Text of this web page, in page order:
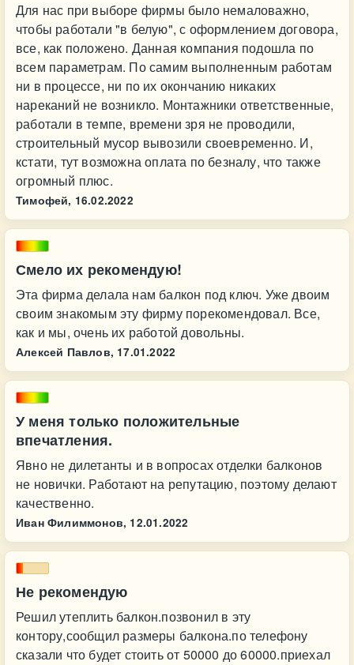
Для нас при выборе фирмы было немаловажно,
чтобы работали "в белую", с оформлением договора,
все, как положено. Данная компания подошла по
всем параметрам. По самим выполненным работам
ни в процессе, ни по их окончанию никаких
нареканий не возникло. Монтажники ответственные,
работали в темпе, времени зря не проводили,
строительный мусор вывозили своевременно. И,
кстати, тут возможна оплата по безналу, что также
огромный плюс.
Тимофей, 16.02.2022
Смело их рекомендую!
Эта фирма делала нам балкон под ключ. Уже двоим
своим знакомым эту фирму порекомендовал. Все,
как и мы, очень их работой довольны.
Алексей Павлов, 17.01.2022
У меня только положительные
впечатления.
Явно не дилетанты и в вопросах отделки балконов
не новички. Работают на репутацию, поэтому делают
качественно.
Иван Филиммонов, 12.01.2022
Не рекомендую
Решил утеплить балкон.позвонил в эту
контору,сообщил размеры балкона.по телефону
сказали что будет стоить от 50000 до 60000.приехал